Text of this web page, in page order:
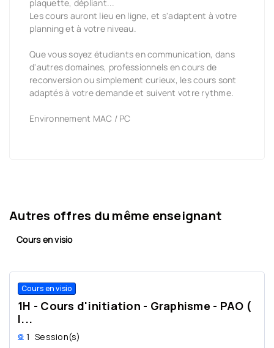
plaquette, dépliant...
Les cours auront lieu en ligne, et s'adaptent à votre
planning et à votre niveau.
Que vous soyez étudiants en communication, dans
d'autres domaines, professionnels en cours de
reconversion ou simplement curieux, les cours sont
adaptés à votre demande et suivent votre rythme.
Environnement MAC / PC
Autres offres du même enseignant
Cours en visio
Cours en visio
1H - Cours d'initiation - Graphisme - PAO (
I...
1 Session(s)